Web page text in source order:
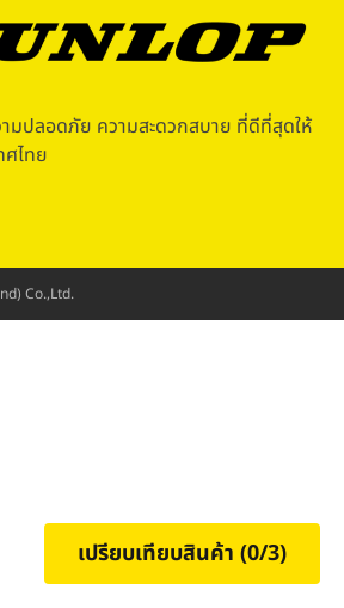
Co.,Ltd.
มปลอดภัย ความสะดวกสบาย ที่ดีที่สุดให้
ศไทย
เปรียบเทียบสินค้า (0/3)